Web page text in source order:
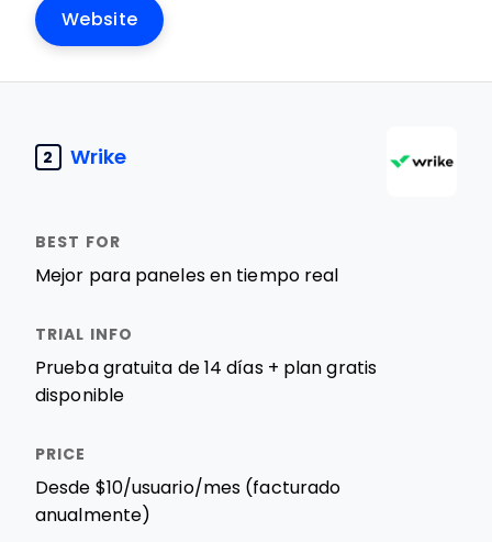
Website
2 Wrike
Mejor para paneles en tiempo real
Prueba gratuita de 14 días + plan gratis
disponible
Desde $10/usuario/mes (facturado
anualmente)